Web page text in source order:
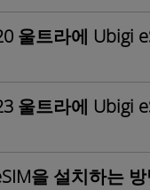
울트라에 Ubigi
울트라에 Ubigi
을 설치하는